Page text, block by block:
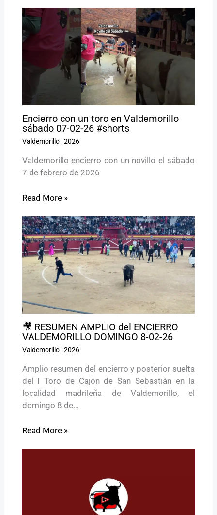
Encierro con un toro en Valdemorillo
sábado 07-02-26 #shorts
Valdemorillo|2026
Valdemorillo encierro con un novillo el sábado
7 de febrero de 2026
Read More »
🎥 RESUMEN AMPLIO del ENCIERRO
VALDEMORILLO DOMINGO 8-02-26
Valdemorillo|2026
Amplio resumen del encierro y posterior suelta
del I Toro de Cajón de San Sebastián en la
localidad madrileña de Valdemorillo, el
domingo 8 de…
Read More »